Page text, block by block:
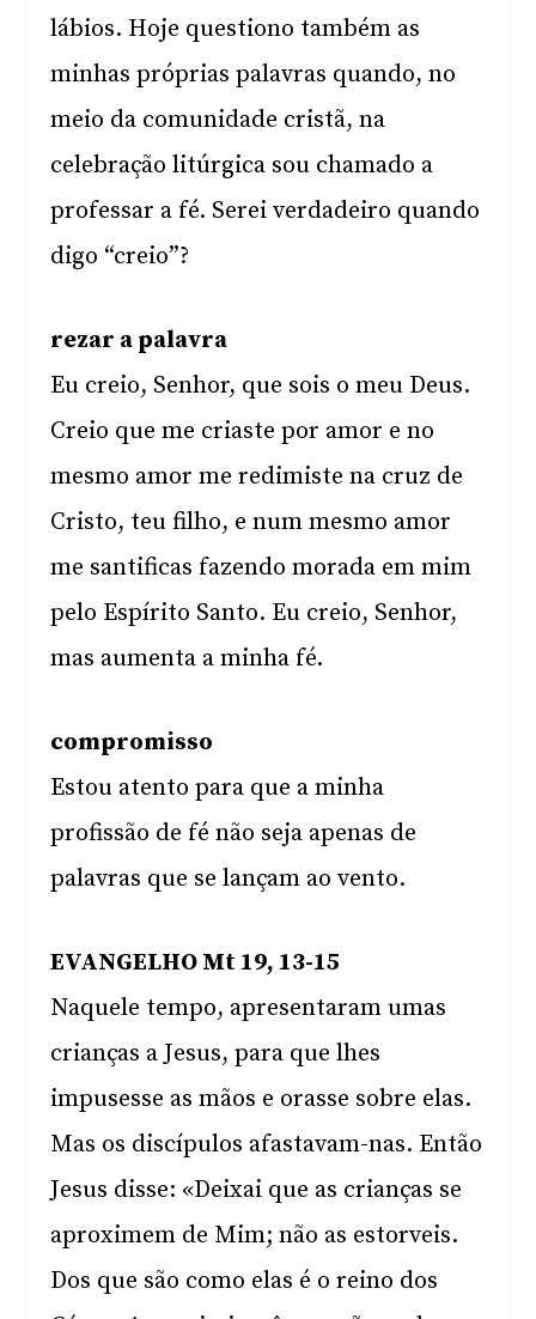
lábios. Hoje questiono também as
minhas próprias palavras quando, no
meio da comunidade cristã, na
celebração litúrgica sou chamado a
professar a fé. Serei verdadeiro quando
digo “creio”?
rezar a palavra
Eu creio, Senhor, que sois o meu Deus.
Creio que me criaste por amor e no
mesmo amor me redimiste na cruz de
Cristo, teu filho, e num mesmo amor
me santificas fazendo morada em mim
pelo Espírito Santo. Eu creio, Senhor,
mas aumenta a minha fé.
compromisso
Estou atento para que a minha
profissão de fé não seja apenas de
palavras que se lançam ao vento.
EVANGELHO Mt 19, 13-15
Naquele tempo, apresentaram umas
crianças a Jesus, para que lhes
impusesse as mãos e orasse sobre elas.
Mas os discípulos afastavam-nas. Então
Jesus disse: «Deixai que as crianças se
aproximem de Mim; não as estorveis.
Dos que são como elas é o reino dos